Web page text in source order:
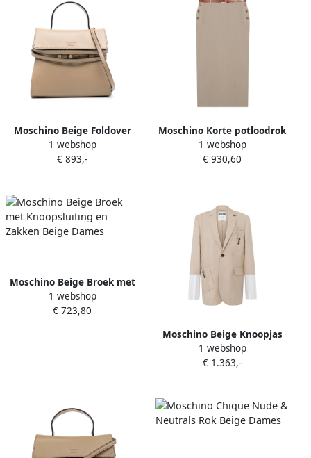
Moschino Beige Foldover
Top met Magnetische
Sluiting Beige Dames
1 webshop
€ 893,-
Moschino Korte potloodrok
Beige Dames
1 webshop
€ 930,60
Moschino Beige Broek met
Knoopsluiting en Zakken
Beige Dames
1 webshop
€ 723,80
Moschino Beige Knoopjas
met Zakken Beige Dames
1 webshop
€ 1.363,-